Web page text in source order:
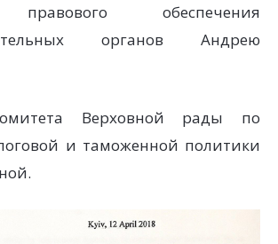
обеспечения
органов Андрею
Верховной рады по
и таможенной политики